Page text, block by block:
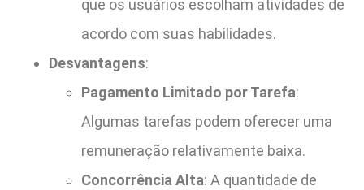
que os usuários escolham atividades de
acordo com suas habilidades.
Desvantagens:
Pagamento Limitado por Tarefa:
Algumas tarefas podem oferecer uma
remuneração relativamente baixa.
Concorrência Alta: A quantidade de